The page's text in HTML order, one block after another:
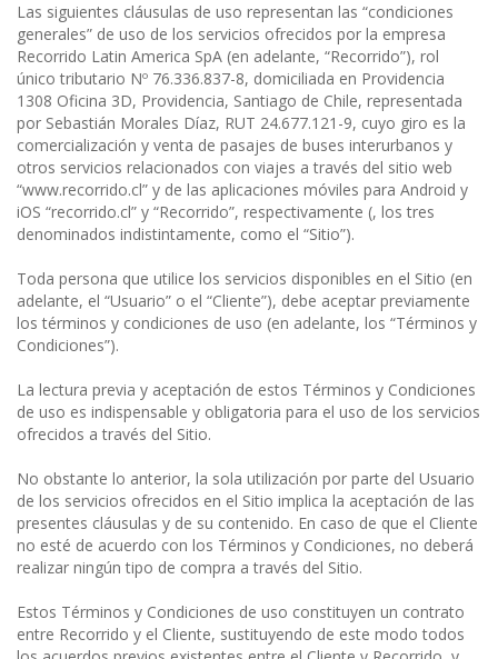
Las siguientes cláusulas de uso representan las “condiciones
generales” de uso de los servicios ofrecidos por la empresa
Recorrido Latin America SpA (en adelante, “Recorrido”), rol
único tributario Nº 76.336.837-8, domiciliada en Providencia
1308 Oficina 3D, Providencia, Santiago de Chile, representada
por Sebastián Morales Díaz, RUT 24.677.121-9, cuyo giro es la
comercialización y venta de pasajes de buses interurbanos y
otros servicios relacionados con viajes a través del sitio web
“www.recorrido.cl” y de las aplicaciones móviles para Android y
iOS “recorrido.cl” y “Recorrido”, respectivamente (, los tres
denominados indistintamente, como el “Sitio”).
Toda persona que utilice los servicios disponibles en el Sitio (en
adelante, el “Usuario” o el “Cliente”), debe aceptar previamente
los términos y condiciones de uso (en adelante, los “Términos y
Condiciones”).
La lectura previa y aceptación de estos Términos y Condiciones
de uso es indispensable y obligatoria para el uso de los servicios
ofrecidos a través del Sitio.
No obstante lo anterior, la sola utilización por parte del Usuario
de los servicios ofrecidos en el Sitio implica la aceptación de las
presentes cláusulas y de su contenido. En caso de que el Cliente
no esté de acuerdo con los Términos y Condiciones, no deberá
realizar ningún tipo de compra a través del Sitio.
Estos Términos y Condiciones de uso constituyen un contrato
entre Recorrido y el Cliente, sustituyendo de este modo todos